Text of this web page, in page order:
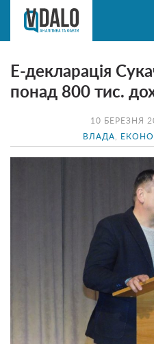
10 БЕРЕЗНЯ
ВЛАДА
Е-декларація
понад 800 тис.